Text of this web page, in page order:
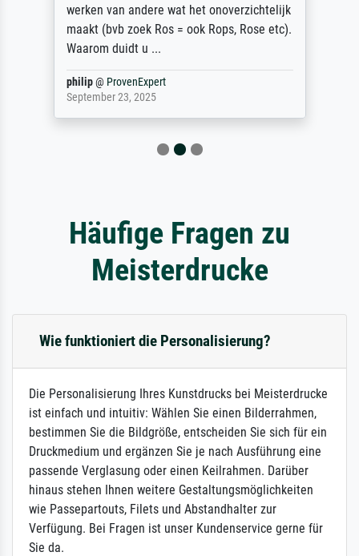
werken van andere wat het onoverzichtelijk
maakt (bvb zoek Ros = ook Rops, Rose etc).
Waarom duidt u ...
philip@ ProvenExpert
September 23, 2025
Häufige Fragen zu
Meisterdrucke
Wie funktioniert die Personalisierung?
Die Personalisierung Ihres Kunstdrucks bei Meisterdrucke
ist einfach und intuitiv: Wählen Sie einen Bilderrahmen,
bestimmen Sie die Bildgröße, entscheiden Sie sich für ein
Druckmedium und ergänzen Sie je nach Ausführung eine
passende Verglasung oder einen Keilrahmen. Darüber
hinaus stehen Ihnen weitere Gestaltungsmöglichkeiten
wie Passepartouts, Filets und Abstandhalter zur
Verfügung. Bei Fragen ist unser Kundenservice gerne für
Sie da.